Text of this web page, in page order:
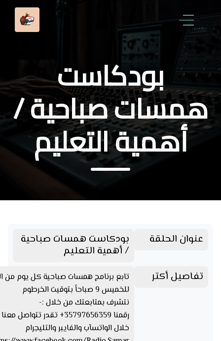
بودكاست
همسات صباحية /
أهمية التعليم
عنوان الحلقة بودكاست همسات صباحية
/ أهمية التعليم
تفاصيل أكتر
تابع برنامج همسات صباحية كل يوم من
للخميس 9 صباحاً بتوقيت الخرطوم
نتشرف بمتابعتك من خلال :-
رقمنا 35797656359+ تقدر تتواصل
خلال الواتسآب والفايبر والتليجرام